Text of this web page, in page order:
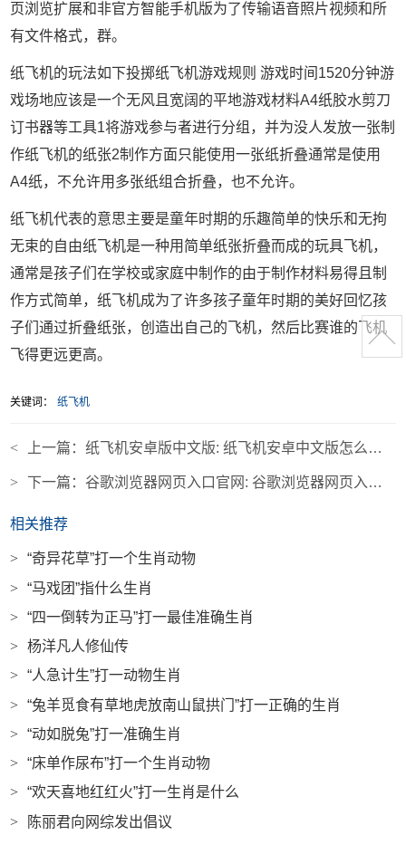
页浏览扩展和非官方智能手机版为了传输语音照片视频和所
有文件格式，群。
纸飞机的玩法如下投掷纸飞机游戏规则 游戏时间1520分钟游
戏场地应该是一个无风且宽阔的平地游戏材料A4纸胶水剪刀
订书器等工具1将游戏参与者进行分组，并为没人发放一张制
作纸飞机的纸张2制作方面只能使用一张纸折叠通常是使用
A4纸，不允许用多张纸组合折叠，也不允许。
纸飞机代表的意思主要是童年时期的乐趣简单的快乐和无拘
无束的自由纸飞机是一种用简单纸张折叠而成的玩具飞机，
通常是孩子们在学校或家庭中制作的由于制作材料易得且制
作方式简单，纸飞机成为了许多孩子童年时期的美好回忆孩
子们通过折叠纸张，创造出自己的飞机，然后比赛谁的飞机
飞得更远更高。
关键词： 纸飞机
< 上一篇：纸飞机安卓版中文版: 纸飞机安卓中文版怎么下载
> 下一篇：谷歌浏览器网页入口官网: 谷歌浏览器网页入口官网网址
相关推荐
>
“奇异花草”打一个生肖动物
>
“马戏团”指什么生肖
>
“四一倒转为正马”打一最佳准确生肖
>
杨洋凡人修仙传
>
“人急计生”打一动物生肖
>
“兔羊觅食有草地虎放南山鼠拱门”打一正确的生肖
>
“动如脱兔”打一准确生肖
>
“床单作尿布”打一个生肖动物
>
“欢天喜地红红火”打一生肖是什么
>
陈丽君向网综发出倡议